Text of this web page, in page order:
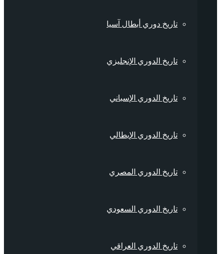
تاريخ دوري أبطال آسيا
تاريخ الدوري الإنجليزي
تاريخ الدوري الإسباني
تاريخ الدوري الإيطالي
تاريخ الدوري المصري
تاريخ الدوري السعودي
تاريخ الدوري العراقي